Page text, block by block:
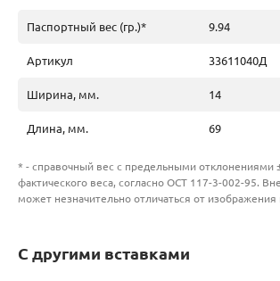
Паспортный вес (гр.)* 9.94
Артикул 33611040Д
Ширина, мм. 14
Длина, мм. 69
* - справочный вес с предельными отклонениями
фактического веса, согласно ОСТ 117-3-002-95.
может незначительно отличаться от изображения
С другими вставками